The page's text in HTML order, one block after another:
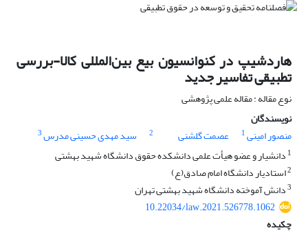
هاردشیپ در کنوانسیون بیع بین‌المللی کالا-بررسی
تطبیقی تفاسیر جدید
نوع مقاله : مقاله علمی پژوهشی
نویسندگان
منصور امینی1 عصمت گلشنی 2 سید مهدی حسینی مدرس3
1 دانشیار و عضو هیأت علمی دانشکده حقوق دانشگاه شهید بهشتی
2استادیار دانشگاه امام صادق(ع)
3دانش آموخته دانشگاه شهید بهشتی تهران
10.22034/law.2021.526778.1062
چکیده